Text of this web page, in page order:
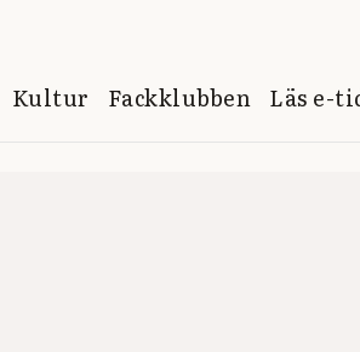
Kultur Fackklubben Läs e-